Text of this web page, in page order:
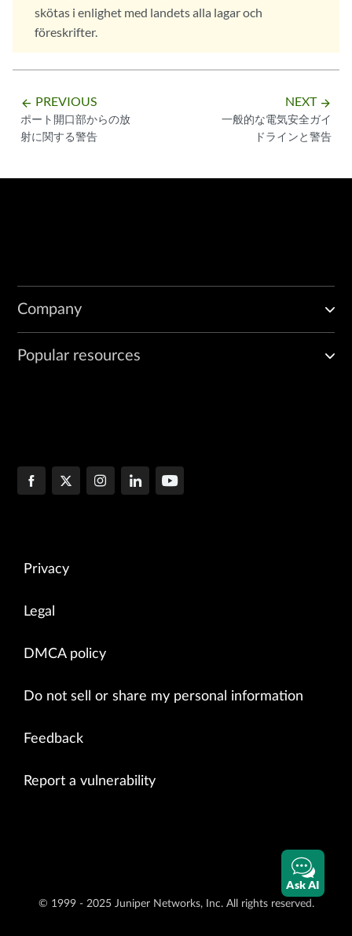
skötas i enlighet med landets alla lagar och
föreskrifter.
arrow_backward PREVIOUS
ポート開口部からの放
射に関する警告
NEXT arrow_forward
一般的な電気安全ガイ
ドラインと警告
Company
Popular resources
Privacy
Legal
DMCA policy
Do not sell or share my personal information
Feedback
Report a vulnerability
© 1999 - 2025 Juniper Networks, Inc. All rights reserved.
Ask AI